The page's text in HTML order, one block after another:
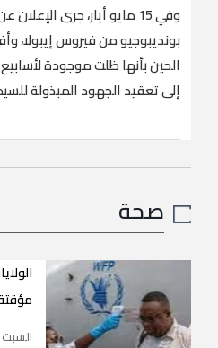
وفي ‌15 مايو أيار، ​جرى
⁠بونديبوجيو من فيروس إيبولا،
الحين بأنها ظلت موجودة
إلى تعقيد الجهود المبذولة
صحة
السبت 8 أغسطس 2026 05:15:20